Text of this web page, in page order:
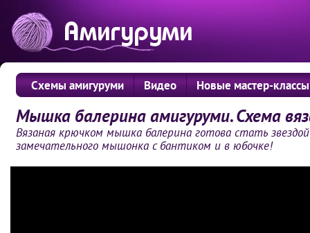
Схемы амигуруми Видео Новые мастер-классы
Мышка балерина амигуруми. Схема
Вязаная крючком мышка балерина готова стать
замечательного мышонка с бантиком и в юбочке!